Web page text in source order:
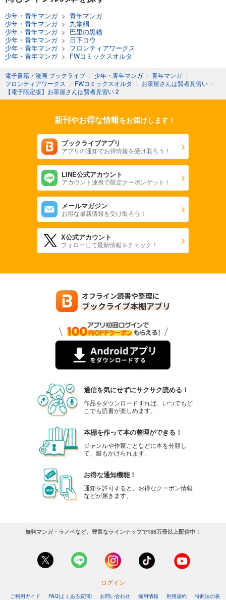
少年・青年マンガ> 青年マンガ
少年・青年マンガ> 九堂絹
少年・青年マンガ> 巴里の黒猫
少年・青年マンガ>
日下コウ
少年・青年マンガ> フロンティアワークス
少年・青年マンガ> FWコミックスオルタ
電子書籍・漫画 ブックライブ 〉 少年・青年マンガ 〉 青年マンガ 〉
フロンティアワークス 〉 FWコミックスオルタ 〉 お茶屋さんは賢者見習い 〉
【電子限定版】お茶屋さんは賢者見習い 2
新刊やお得な情報をお届けします！
ブックライブアプリ
アプリの通知でお得情報を受け取ろう！
LINE公式アカウント
アカウント連携で限定クーポンゲット！
メールマガジン
お得な最新情報を受け取ろう！
X公式アカウント
フォローして最新情報をチェック！
通信を気にせずにサクサク読める！
作品をダウンロードすれば、いつでもど
こでも読書が楽しめます。
本棚を作って本の整理ができる！
ジャンルや作家ごとなどに本を分類し
て、鍵もかけられます。
お得な通知機能！
通知を許可すると、お得なクーポン情報
などが届きます。
無料マンガ・ラノベなど、豊富なラインナップで188万冊以上配信中！
ログイン
ご利用ガイド FAQ(よくある質問) お問い合わせ 採用情報 利用規約 特商法の表